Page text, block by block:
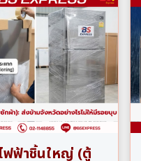
ฟฟ้าชิ้นใหญ่ (ตู้